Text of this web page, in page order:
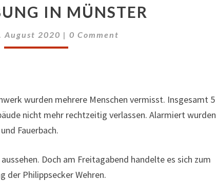
N MIN MÜNSTER
August 2020 | Comments
0 Comment
wurden mehrere Menschen vermisst. Insgesamt 5
nicht mehr rechtzeitig verlassen. Alarmiert wurden
Fauerbach.
Doch am Freitagabend handelte es sich zum
der Philippsecker Wehren.